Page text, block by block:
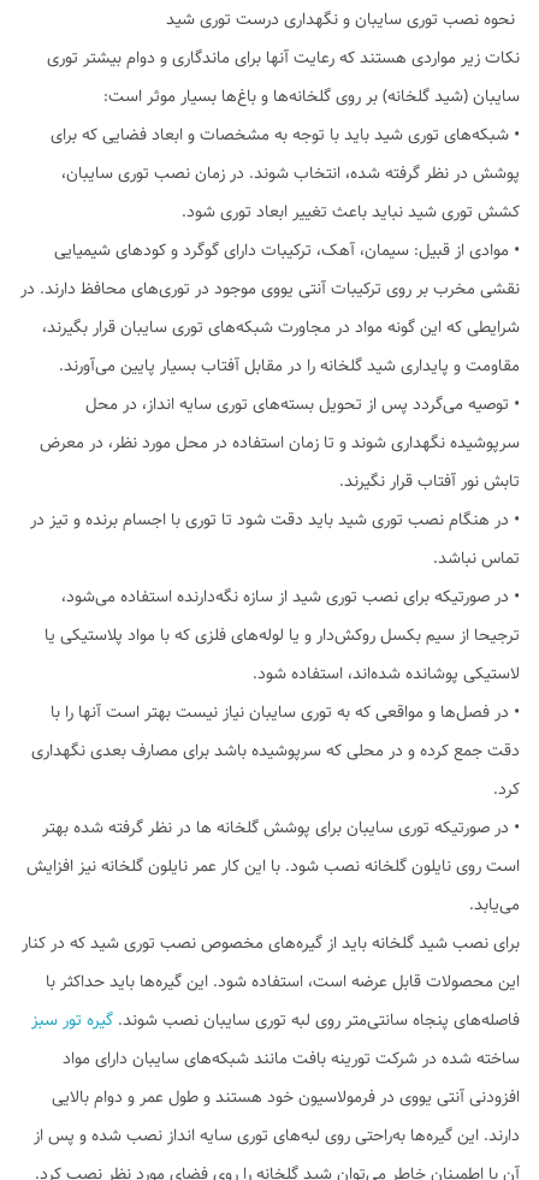
نحوه نصب توری سایبان و نگهداری درست توری شید
نکات زیر مواردی هستند که رعایت آنها برای ماندگاری و دوام بیشتر توری
سایبان (شید گلخانه) بر روی گلخانه‌ها و باغ‌ها بسیار موثر است:
• شبکه‌های توری‌ شید باید با توجه به مشخصات و ابعاد فضایی که برای
پوشش در نظر گرفته شده، انتخاب شوند. در زمان نصب توری سایبان،
کشش توری شید نباید باعث تغییر ابعاد توری شود.
• موادی از قبیل: سیمان، آهک، ترکیبات دارای گوگرد و کودهای شیمیایی
نقشی مخرب بر روی ترکیبات آنتی یووی موجود در توری‌های محافظ دارند. در
شرایطی که این گونه مواد در مجاورت شبکه‌های توری سایبان‌ قرار بگیرند،
مقاومت و پایداری شید گلخانه را در مقابل آفتاب بسیار پایین می‌آورند.
• توصیه می‌گردد پس از تحویل بسته‌های توری سایه انداز، در محل
سرپوشیده نگهداری شوند و تا زمان استفاده در محل مورد نظر، در معرض
تابش نور آفتاب قرار نگیرند.
• در هنگام نصب توری شید باید دقت شود تا توری‌ با اجسام برنده و تیز در
تماس نباشد.
• در صورتیکه برای نصب توری شید از سازه نگه‌دارنده استفاده می‌شود،
ترجیحا از سیم بکسل روکش‌دار و یا لوله‌های فلزی که با مواد پلاستیکی یا
لاستیکی پوشانده شده‌اند، استفاده شود.
• در فصل‌ها و مواقعی که به توری سایبان نیاز نیست بهتر است آنها را با
دقت جمع کرده و در محلی که سرپوشیده باشد برای مصارف بعدی نگهداری
کرد.
• در صورتیکه توری سایبان برای پوشش گلخانه ها در نظر گرفته شده بهتر
است روی نایلون گلخانه نصب شود. با این کار عمر نایلون گلخانه نیز افزایش
می‌یابد.
برای نصب شید گلخانه‌ باید از گیره‌های مخصوص نصب توری شید که در کنار
این محصولات قابل عرضه است، استفاده شود. این گیره‌ها باید حداکثر با
فاصله‌های پنجاه سانتی‌متر روی لبه توری سایبان نصب ‌شوند. گیره تور سبز
ساخته شده در شرکت تورینه بافت مانند شبکه‌های سایبان دارای مواد
افزودنی آنتی یووی در فرمولاسیون خود هستند و طول عمر و دوام بالایی
دارند. این گیره‌ها به‌راحتی روی لبه‌های توری سایه انداز نصب شده و پس از
آن با اطمینان خاطر می‌توان شید گلخانه را روی فضای مورد نظر نصب کرد.